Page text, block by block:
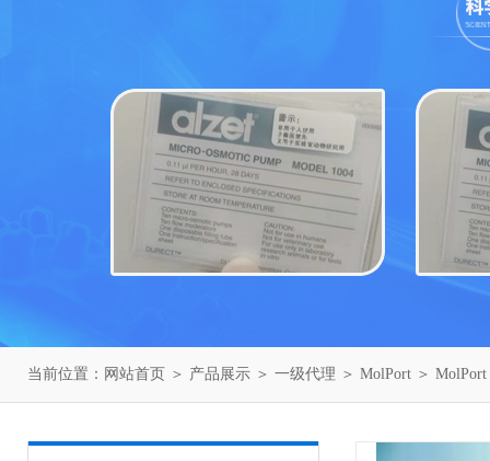
当前位置： 网站首页 ＞ 产品展示 ＞ 一级代理 ＞ MolPort ＞